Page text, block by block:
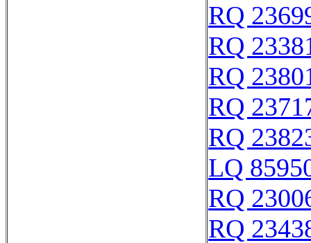
RQ
RQ
RQ
RQ
RQ
LQ
RQ
RQ